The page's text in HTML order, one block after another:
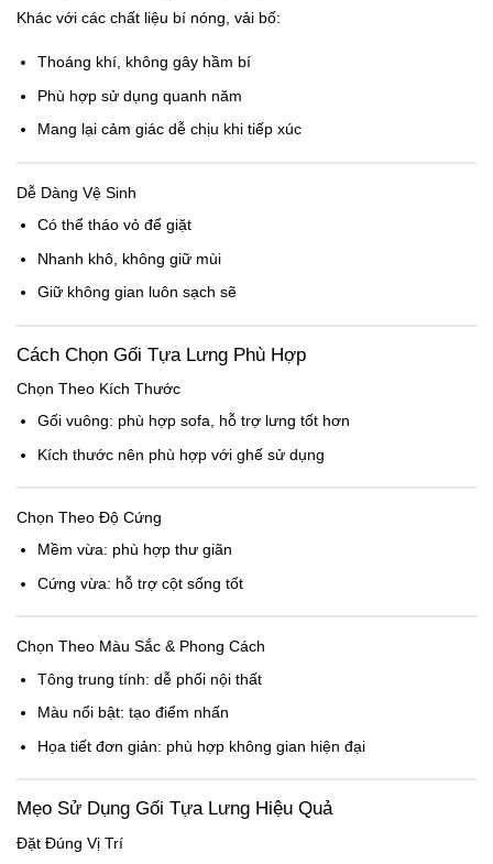
Khác với các chất liệu bí nóng, vải bố:
Thoáng khí, không gây hầm bí
Phù hợp sử dụng quanh năm
Mang lại cảm giác dễ chịu khi tiếp xúc
Dễ Dàng Vệ Sinh
Có thể tháo vỏ để giặt
Nhanh khô, không giữ mùi
Giữ không gian luôn sạch sẽ
Cách Chọn Gối Tựa Lưng Phù Hợp
Chọn Theo Kích Thước
Gối vuông: phù hợp sofa, hỗ trợ lưng tốt hơn
Kích thước nên phù hợp với ghế sử dụng
Chọn Theo Độ Cứng
Mềm vừa: phù hợp thư giãn
Cứng vừa: hỗ trợ cột sống tốt
Chọn Theo Màu Sắc & Phong Cách
Tông trung tính: dễ phối nội thất
Màu nổi bật: tạo điểm nhấn
Họa tiết đơn giản: phù hợp không gian hiện đại
Mẹo Sử Dụng Gối Tựa Lưng Hiệu Quả
Đặt Đúng Vị Trí